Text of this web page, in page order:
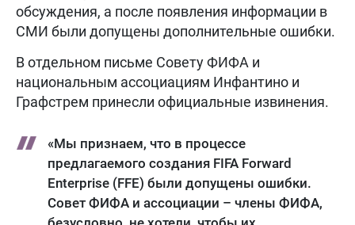
обсуждения, а после появления информации в
СМИ были допущены дополнительные ошибки.
В отдельном письме Совету ФИФА и
национальным ассоциациям Инфантино и
Графстрем принесли официальные извинения.
«Мы признаем, что в процессе
предлагаемого создания FIFA Forward
Enterprise (FFE) были допущены ошибки.
Совет ФИФА и ассоциации – члены ФИФА,